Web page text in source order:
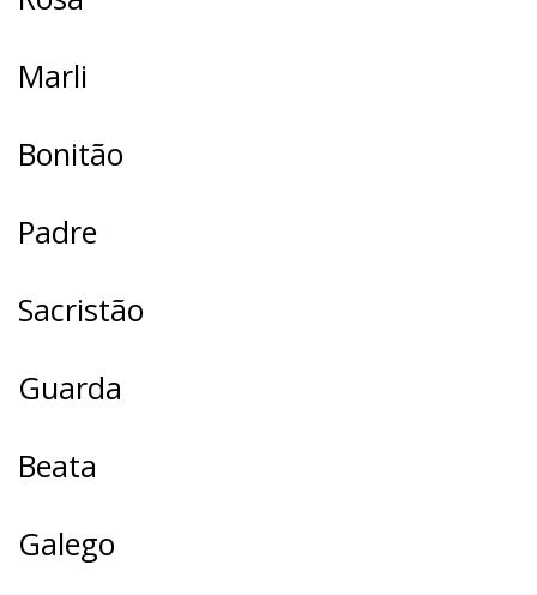
Marli
Bonitão
Padre
Sacristão
Guarda
Beata
Galego